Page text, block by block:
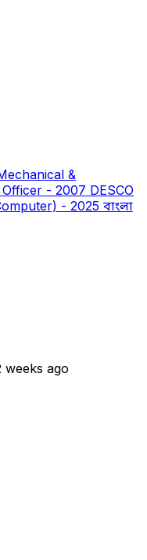
&
Officer - 2007 DESCO
- 2025 বাংলা
weeks ago